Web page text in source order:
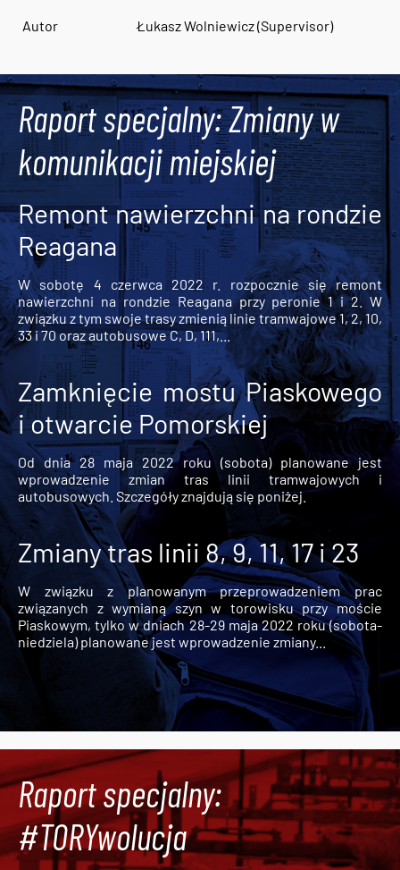
Autor Łukasz Wolniewicz (Supervisor)
Raport specjalny: Zmiany w
komunikacji miejskiej
Remont nawierzchni na rondzie
Reagana
W sobotę 4 czerwca 2022 r. rozpocznie się remont
nawierzchni na rondzie Reagana przy peronie 1 i 2. W
związku z tym swoje trasy zmienią linie tramwajowe 1, 2, 10,
33 i 70 oraz autobusowe C, D, 111,...
Zamknięcie mostu Piaskowego
i otwarcie Pomorskiej
Od dnia 28 maja 2022 roku (sobota) planowane jest
wprowadzenie zmian tras linii tramwajowych i
autobusowych. Szczegóły znajdują się poniżej.
Zmiany tras linii 8, 9, 11, 17 i 23
W związku z planowanym przeprowadzeniem prac
związanych z wymianą szyn w torowisku przy moście
Piaskowym, tylko w dniach 28-29 maja 2022 roku (sobota-
niedziela) planowane jest wprowadzenie zmiany...
Raport specjalny:
#TORYwolucja